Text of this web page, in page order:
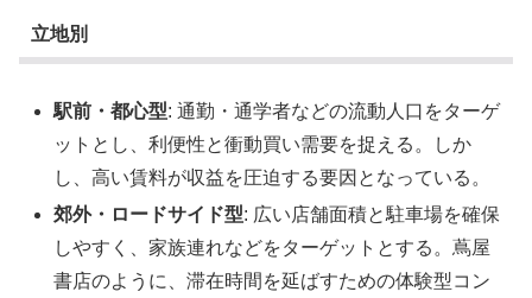
立地別
駅前・都心型: 通勤・通学者などの流動人口をターゲ
ットとし、利便性と衝動買い需要を捉える。しか
し、高い賃料が収益を圧迫する要因となっている。
郊外・ロードサイド型: 広い店舗面積と駐車場を確保
しやすく、家族連れなどをターゲットとする。蔦屋
書店のように、滞在時間を延ばすための体験型コン